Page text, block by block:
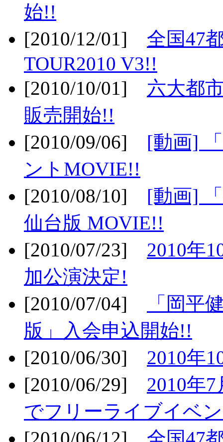
始!!
[2010/12/01] 全国47
TOUR2010 V3!!
[2010/10/01] 六大都
販売開始!!
[2010/09/06] [動画]
ントMOVIE!!
[2010/08/10] [動画]
仙台版 MOVIE!!
[2010/07/23] 2010年
加公演決定!
[2010/07/04]
「岡平
版」入会申込開始!!
[2010/06/30] 2010年
[2010/06/29] 2010年
でフリーライブイベ